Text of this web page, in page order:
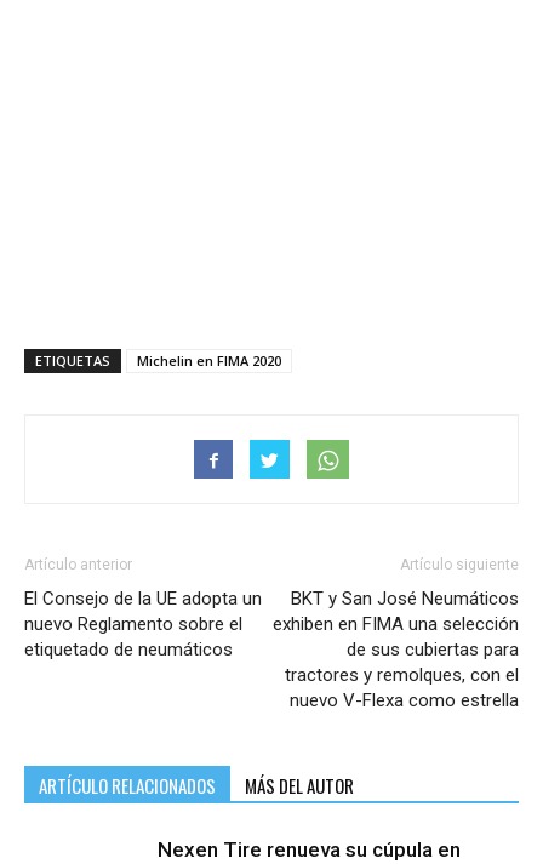
ETIQUETAS Michelin en FIMA 2020
Artículo anterior
El Consejo de la UE adopta un
nuevo Reglamento sobre el
etiquetado de neumáticos
Artículo siguiente
BKT y San José Neumáticos
exhiben en FIMA una selección
de sus cubiertas para
tractores y remolques, con el
nuevo V-Flexa como estrella
ARTÍCULO RELACIONADOS MÁS DEL AUTOR
Nexen Tire renueva su cúpula en